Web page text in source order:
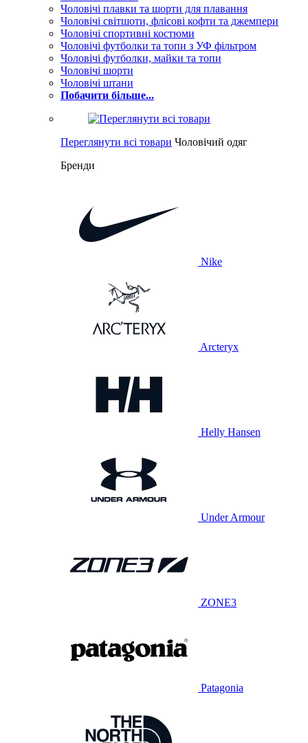
Чоловічі плавки та шорти для плавання
Чоловічі світшоти, флісові кофти та джемпери
Чоловічі спортивні костюми
Чоловічі футболки та топи з УФ фільтром
Чоловічі футболки, майки та топи
Чоловічі шорти
Чоловічі штани
Побачити більше...
Переглянути всі товари Чоловічий одяг
Бренди
Nike
Arcteryx
Helly Hansen
Under Armour
ZONE3
Patagonia